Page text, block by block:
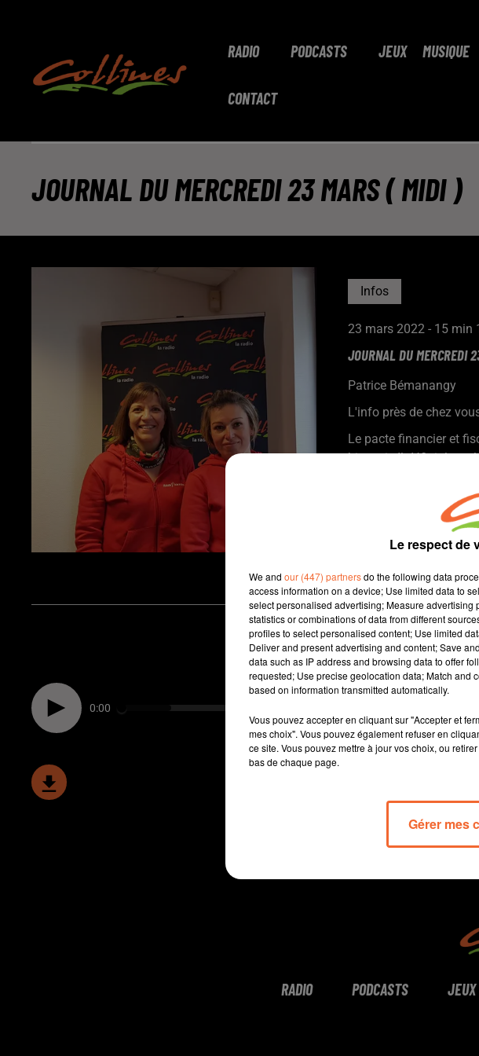
RADIO PODCASTS JEUX MUSIQUE
CONTACT
JOURNAL DU MERCREDI 23 MARS ( MIDI )
Infos
23 mars 2022 - 15 min
JOURNAL DU MERCREDI
Patrice Bémanangy
L'info près de chez
Le pacte financier et
hier soir. Il définit les
du Bocage
Le marché de
partir du 8 Avril en
La SCIC Les Cinémas
giron ... celle de La
Le premier festival du
Bressuire. 14
Eurielle Charron et
( photo ) seront au
dimanche au Sri Lanka.
0:00
RADIO PODCASTS JEUX
Le respect de
We and our (447) partnersdo the following data
access information on a device; Use limited data to
select personalised advertising; Measure
statistics or combinations of data from different
profiles to select personalised content; Use limited
Deliver and present advertising and content; Save
data such as IP address and browsing data to offer
requested; Use precise geolocation data; Match and
based on information transmitted automatically.
Vous pouvez accepter en cliquant sur "Accepter et
mes choix". Vous pouvez également refuser en
ce site. Vous pouvez mettre à jour vos choix, ou
bas de chaque page.
Gérer mes